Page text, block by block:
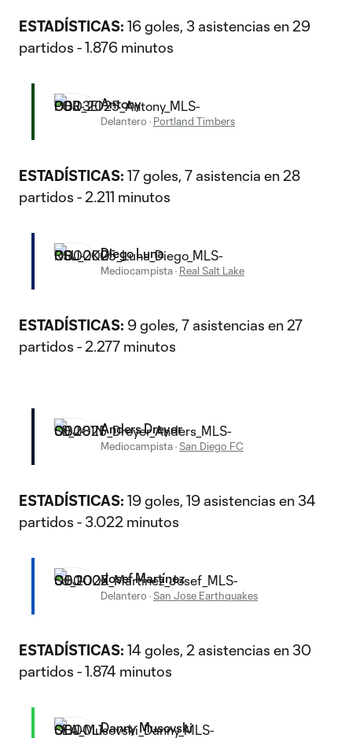
ESTADÍSTICAS: 16 goles, 3 asistencias en 29
partidos - 1.876 minutos
Antony
Delantero · Portland Timbers
ESTADÍSTICAS: 17 goles, 7 asistencia en 28
partidos - 2.211 minutos
Diego Luna
Mediocampista· Real Salt Lake
ESTADÍSTICAS: 9 goles, 7 asistencias en 27
partidos - 2.277 minutos
Anders Dreyer
Mediocampista· San Diego FC
ESTADÍSTICAS: 19 goles, 19 asistencias en 34
partidos - 3.022 minutos
Josef Martínez
Delantero · San Jose Earthquakes
ESTADÍSTICAS: 14 goles, 2 asistencias en 30
partidos - 1.874 minutos
Danny Musovski